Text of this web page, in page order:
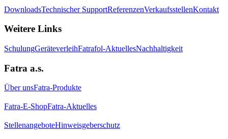
DownloadsTechnischer SupportReferenzenVerkaufsstellenKontakt
Weitere Links
SchulungGeräteverleihFatrafol-AktuellesNachhaltigkeit
Fatra a.s.
Über unsFatra-Produkte
Fatra-E-ShopFatra-Aktuelles
StellenangeboteHinweisgeberschutz